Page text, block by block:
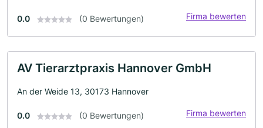
0.0 (0 Bewertungen) Firma bewerten
AV Tierarztpraxis Hannover GmbH
An der Weide 13, 30173 Hannover
0.0 (0 Bewertungen) Firma bewerten